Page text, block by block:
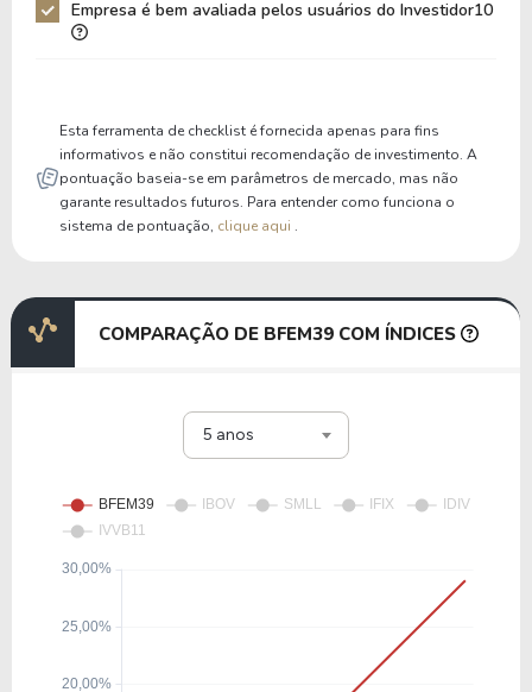
Empresa é bem avaliada pelos usuários do Investidor10
Esta ferramenta de checklist é fornecida apenas para fins
informativos e não constitui recomendação de investimento. A
pontuação baseia-se em parâmetros de mercado, mas não
garante resultados futuros. Para entender como funciona o
sistema de pontuação, clique aqui .
COMPARAÇÃO DE BFEM39 COM ÍNDICES
5 anos